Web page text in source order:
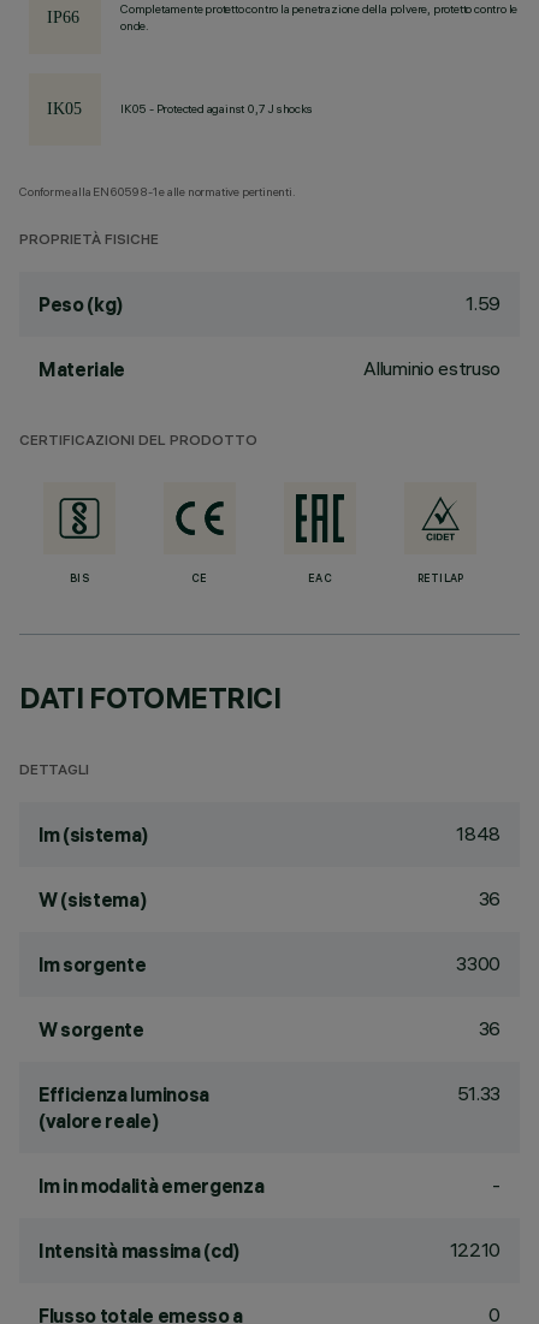
Completamente protetto contro la penetrazione della polvere, protetto contro le
onde.
IK05 - Protected against 0,7 J shocks
Conforme alla EN60598-1 e alle normative pertinenti.
PROPRIETÀ FISICHE
Peso (kg) 1.59
Materiale Alluminio estruso
CERTIFICAZIONI DEL PRODOTTO
BIS CE EAC RETILAP
DATI FOTOMETRICI
DETTAGLI
lm (sistema) 1848
W (sistema) 36
lm sorgente 3300
W sorgente 36
Efficienza luminosa
(valore reale)
51.33
lm in modalità emergenza -
Intensità massima (cd) 12210
Flusso totale emesso a 0